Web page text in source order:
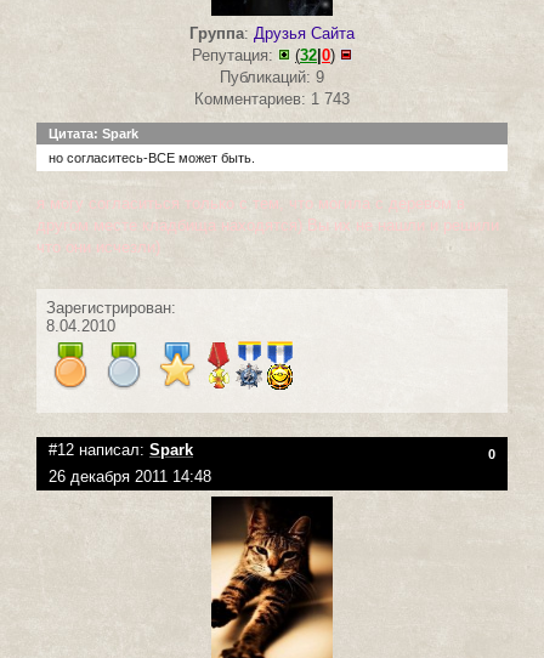
Группа: Друзья Сайта
Репутация:
(32 0)
Публикаций: 9
Комментариев: 1 743
Цитата: Spark
но согласитесь-ВСЕ может быть.
я могу согласиться только с тем, что могила с деревом в
другом месте кладбища находятся) Вы их не нашли и решили
что они исчезли)
Зарегистрирован:
8.04.2010
#12 написал: Spark 0
26 декабря 2011 14:48